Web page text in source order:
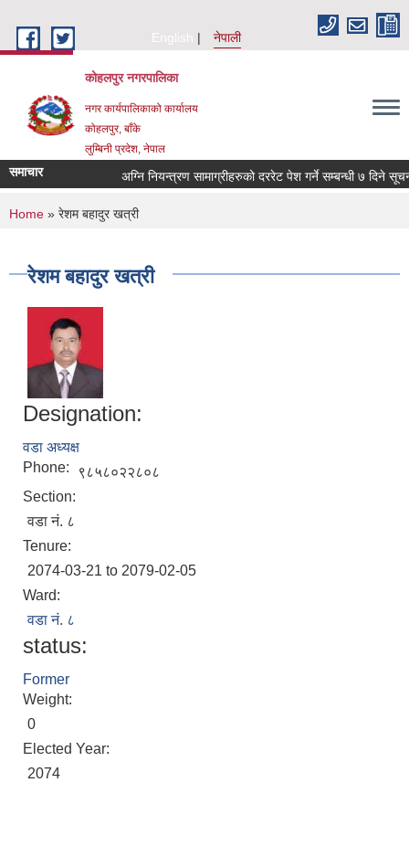
English
नेपाली
कोहलपुर नगरपालिका
नगर कार्यपालिकाको कार्यालय
कोहलपुर, बाँके
लुम्बिनी प्रदेश, नेपाल
समाचार
You are here
Home » रेशम बहादुर खत्री
रेशम बहादुर खत्री
Designation:
वडा अध्यक्ष
Phone:
९८५८०२२८०८
Section:
वडा नं. ८
Tenure:
2074-03-21 to 2079-02-05
Ward:
वडा नं. ८
status:
Former
Weight:
0
Elected Year:
2074